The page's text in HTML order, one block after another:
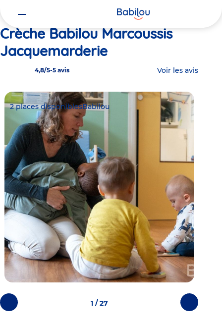
Crèche Babilou Marcoussis
Jacquemarderie
4,8/5-5 avis Voir les avis
Photos
précédentes
Photos
suivantes
2 places disponiblesBabilou
1 / 27